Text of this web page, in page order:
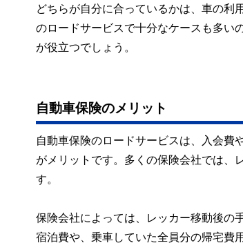
どちらが自分に合っているかは、車の利
のロードサービスで十分なケースも多い
が役立つでしょう。
自動車保険のメリット
自動車保険のロードサービスは、入会費
がメリットです。多くの保険会社では、
す。
保険会社によっては、レッカー移動後の
宿泊費や、乗車していた全員分の帰宅費